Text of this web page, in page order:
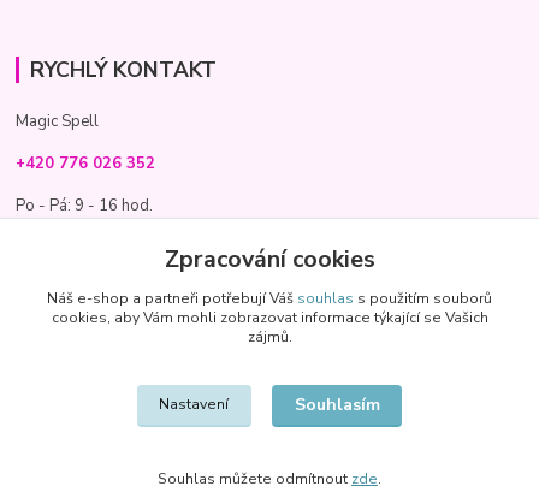
RYCHLÝ KONTAKT
Magic Spell
+420 776 026 352
Po - Pá: 9 - 16 hod.
info@magic-spell.czZpracování cookies
Náš e-shop a partneři potřebují Váš souhlas s použitím souborů
cookies, aby Vám mohli zobrazovat informace týkající se Vašich
zájmů.
Nastavení Souhlasím
Souhlas můžete odmítnout zde.